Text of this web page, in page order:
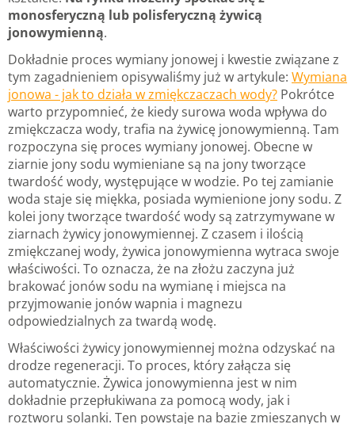
monosferyczną lub polisferyczną żywicą
jonowymienną.
Dokładnie proces wymiany jonowej i kwestie związane z
tym zagadnieniem opisywaliśmy już w artykule: Wymiana
jonowa - jak to działa w zmiękczaczach wody? Pokrótce
warto przypomnieć, że kiedy surowa woda wpływa do
zmiękczacza wody, trafia na żywicę jonowymienną. Tam
rozpoczyna się proces wymiany jonowej. Obecne w
ziarnie jony sodu wymieniane są na jony tworzące
twardość wody, występujące w wodzie. Po tej zamianie
woda staje się miękka, posiada wymienione jony sodu. Z
kolei jony tworzące twardość wody są zatrzymywane w
ziarnach żywicy jonowymiennej. Z czasem i ilością
zmiękczanej wody, żywica jonowymienna wytraca swoje
właściwości. To oznacza, że na złożu zaczyna już
brakować jonów sodu na wymianę i miejsca na
przyjmowanie jonów wapnia i magnezu
odpowiedzialnych za twardą wodę.
Właściwości żywicy jonowymiennej można odzyskać na
drodze regeneracji. To proces, który załącza się
automatycznie. Żywica jonowymienna jest w nim
dokładnie przepłukiwana za pomocą wody, jak i
roztworu solanki. Ten powstaje na bazie zmieszanych w